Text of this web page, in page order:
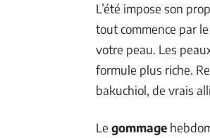
L’été impose son
tout commence par
votre peau. Les
formule plus riche.
bakuchiol, de vrais
Le gommage